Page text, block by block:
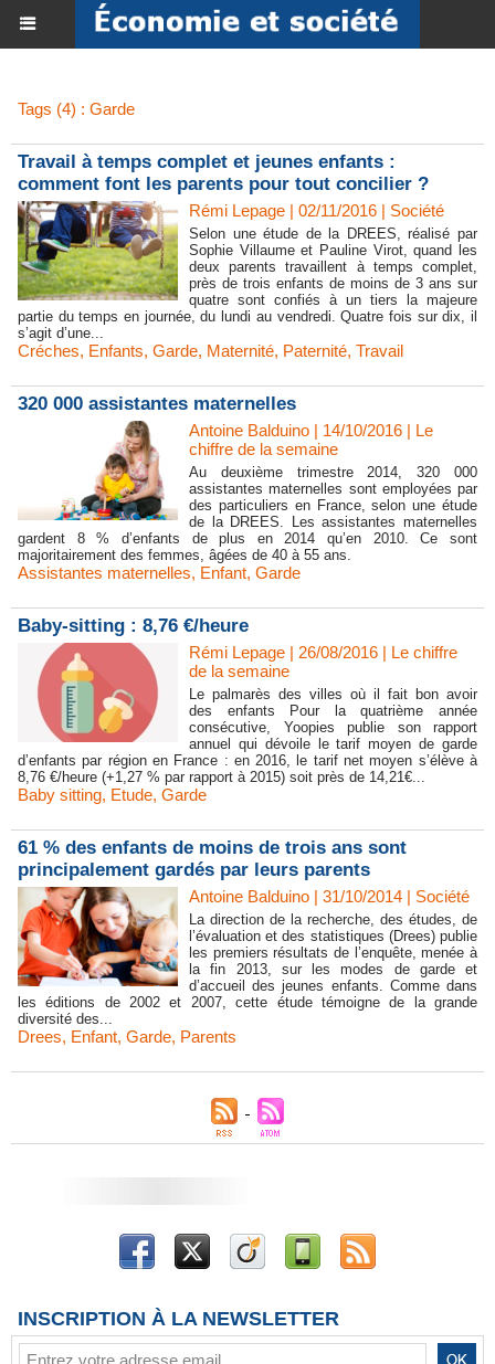
Tags (4) : Garde
Travail à temps complet et jeunes enfants :
comment font les parents pour tout concilier ?
Rémi Lepage | 02/11/2016 | Société
Selon une étude de la DREES, réalisé par
Sophie Villaume et Pauline Virot, quand les
deux parents travaillent à temps complet,
près de trois enfants de moins de 3 ans sur
quatre sont confiés à un tiers la majeure
partie du temps en journée, du lundi au vendredi. Quatre fois sur dix, il
s’agit d’une...
Créches, Enfants, Garde, Maternité, Paternité, Travail
320 000 assistantes maternelles
Antoine Balduino | 14/10/2016 | Le
chiffre de la semaine
Au deuxième trimestre 2014, 320 000
assistantes maternelles sont employées par
des particuliers en France, selon une étude
de la DREES. Les assistantes maternelles
gardent 8 % d’enfants de plus en 2014 qu’en 2010. Ce sont
majoritairement des femmes, âgées de 40 à 55 ans.
Assistantes maternelles, Enfant, Garde
Baby-sitting : 8,76 €/heure
Rémi Lepage | 26/08/2016 | Le chiffre
de la semaine
Le palmarès des villes où il fait bon avoir
des enfants Pour la quatrième année
consécutive, Yoopies publie son rapport
annuel qui dévoile le tarif moyen de garde
d’enfants par région en France : en 2016, le tarif net moyen s’élève à
8,76 €/heure (+1,27 % par rapport à 2015) soit près de 14,21€...
Baby sitting, Etude, Garde
61 % des enfants de moins de trois ans sont
principalement gardés par leurs parents
Antoine Balduino | 31/10/2014 | Société
La direction de la recherche, des études, de
l’évaluation et des statistiques (Drees) publie
les premiers résultats de l’enquête, menée à
la fin 2013, sur les modes de garde et
d’accueil des jeunes enfants. Comme dans
les éditions de 2002 et 2007, cette étude témoigne de la grande
diversité des...
Drees, Enfant, Garde, Parents
INSCRIPTION À LA NEWSLETTER